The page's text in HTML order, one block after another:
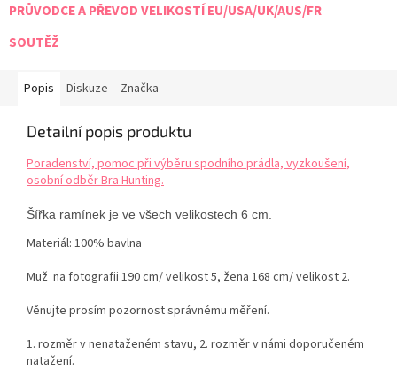
PRŮVODCE A PŘEVOD VELIKOSTÍ EU/USA/UK/AUS/FR
SOUTĚŽ
Popis Diskuze Značka
Detailní popis produktu
Poradenství, pomoc při výběru spodního prádla, vyzkoušení,
osobní odběr Bra Hunting.
Šířka ramínek je ve všech velikostech 6 cm.
Materiál: 100% bavlna
Muž na fotografii 190 cm/ velikost 5, žena 168 cm/ velikost 2.
Věnujte prosím pozornost správnému měření.
1. rozměr v nenataženém stavu, 2. rozměr v námi doporučeném
natažení.